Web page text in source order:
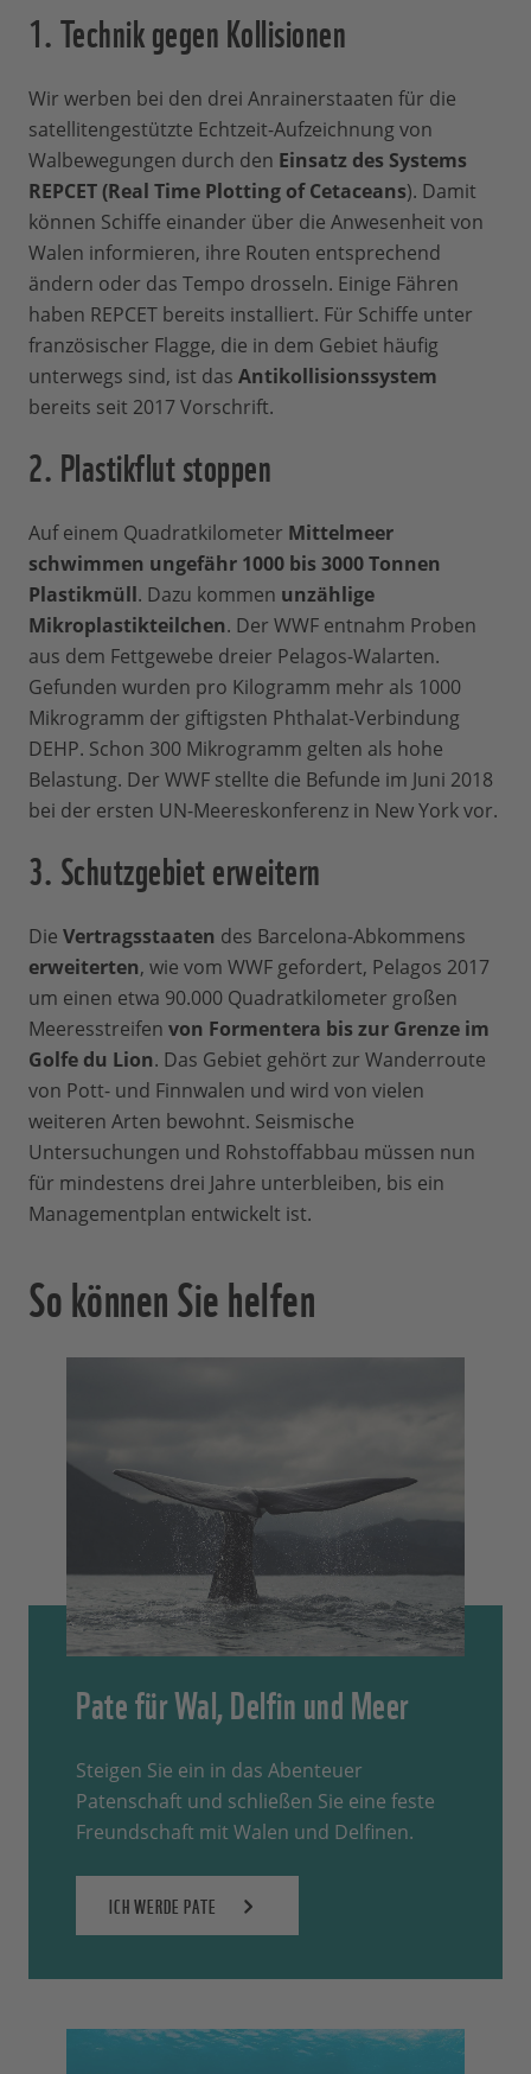
1. Technik gegen Kollisionen
Wir werben bei den drei Anrainerstaaten für die
satellitengestützte Echtzeit-Aufzeichnung von
Walbewegungen durch den Einsatz des Systems
REPCET (Real Time Plotting of Cetaceans). Damit
können Schiffe einander über die Anwesenheit von
Walen informieren, ihre Routen entsprechend
ändern oder das Tempo drosseln. Einige Fähren
haben REPCET bereits installiert. Für Schiffe unter
französischer Flagge, die in dem Gebiet häufig
unterwegs sind, ist das Antikollisionssystem
bereits seit 2017 Vorschrift.
2. Plastikflut stoppen
Auf einem Quadratkilometer Mittelmeer
schwimmen ungefähr 1000 bis 3000 Tonnen
Plastikmüll. Dazu kommen unzählige
Mikroplastikteilchen. Der WWF entnahm Proben
aus dem Fettgewebe dreier Pelagos-Walarten.
Gefunden wurden pro Kilogramm mehr als 1000
Mikrogramm der giftigsten Phthalat-Verbindung
DEHP. Schon 300 Mikrogramm gelten als hohe
Belastung. Der WWF stellte die Befunde im Juni 2018
bei der ersten UN-Meereskonferenz in New York vor.
3. Schutzgebiet erweitern
Die Vertragsstaaten des Barcelona-Abkommens
erweiterten, wie vom WWF gefordert, Pelagos 2017
um einen etwa 90.000 Quadratkilometer großen
Meeresstreifen von Formentera bis zur Grenze im
Golfe du Lion. Das Gebiet gehört zur Wanderroute
von Pott- und Finnwalen und wird von vielen
weiteren Arten bewohnt. Seismische
Untersuchungen und Rohstoffabbau müssen nun
für mindestens drei Jahre unterbleiben, bis ein
Managementplan entwickelt ist.
So können Sie helfen
Pate für Wal, Delfin und Meer
Steigen Sie ein in das Abenteuer
Patenschaft und schließen Sie eine feste
Freundschaft mit Walen und Delfinen.
ICH WERDE PATE